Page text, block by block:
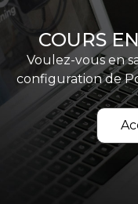
COURS
Voulez-vous en
configuration de